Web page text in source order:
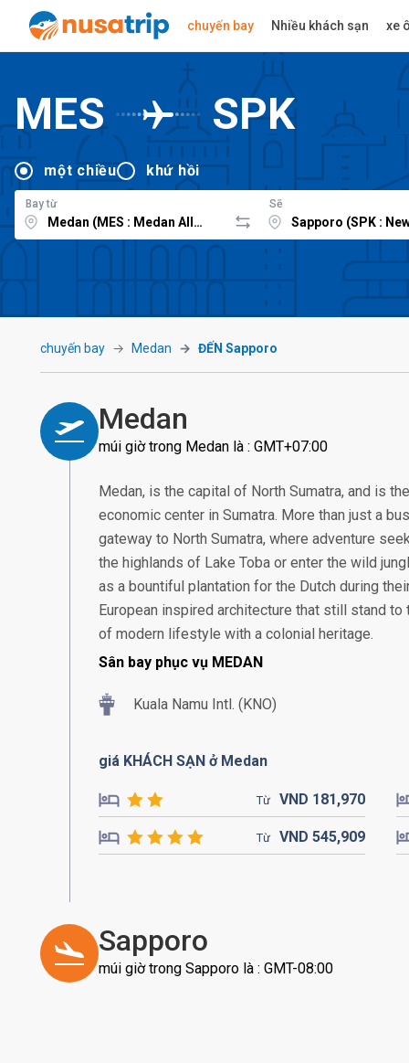
chuyến bay Nhiều khách sạn xe
MES SPK
một chiều khứ hồi
Bay từ Sẽ
chuyến bay Medan ĐẾN Sapporo
Medan
múi giờ trong Medan là : GMT+07:00
Medan, is the capital of North Sumatra, and is
economic center in Sumatra. More than just a
gateway to North Sumatra, where adventure
the highlands of Lake Toba or enter the wild
as a bountiful plantation for the Dutch during
European inspired architecture that still stand
of modern lifestyle with a colonial heritage.
Sân bay phục vụ MEDAN
Kuala Namu Intl. (KNO)
giá KHÁCH SẠN ở Medan
Từ VND 181,970
Từ VND 545,909
Sapporo
múi giờ trong Sapporo là : GMT-08:00